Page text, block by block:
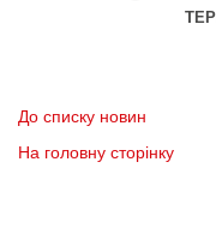
До списку новин
На головну сторінку